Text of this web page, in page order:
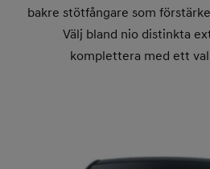
bakre stötfångare som
Välj bland nio distinkta
komplettera med ett